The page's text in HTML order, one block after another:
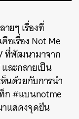
ยๆ เรื่องที่
เรื่อง Not Me
ที่พัฒนามาจาก
ละกลายเป็น
นด้วยกับการนำ
ก #แบนnotme
าแสดงจุดยืน